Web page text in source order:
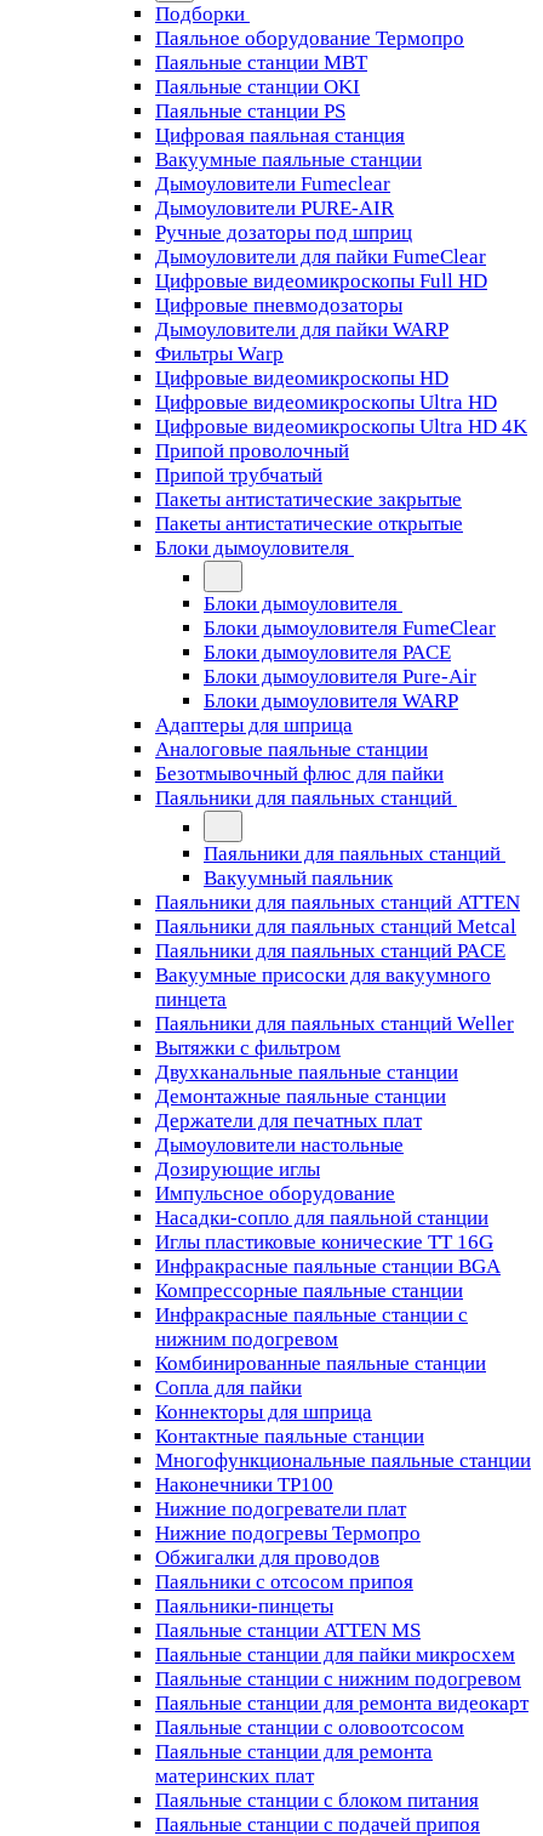
Подборки
Паяльное оборудование Термопро
Паяльные станции MBT
Паяльные станции OKI
Паяльные станции PS
Цифровая паяльная станция
Вакуумные паяльные станции
Дымоуловители Fumeclear
Дымоуловители PURE-AIR
Ручные дозаторы под шприц
Дымоуловители для пайки FumeClear
Цифровые видеомикроскопы Full HD
Цифровые пневмодозаторы
Дымоуловители для пайки WARP
Фильтры Warp
Цифровые видеомикроскопы HD
Цифровые видеомикроскопы Ultra HD
Цифровые видеомикроскопы Ultra HD 4K
Припой проволочный
Припой трубчатый
Пакеты антистатические закрытые
Пакеты антистатические открытые
Блоки дымоуловителя
Блоки дымоуловителя
Блоки дымоуловителя FumeClear
Блоки дымоуловителя PACE
Блоки дымоуловителя Pure-Air
Блоки дымоуловителя WARP
Адаптеры для шприца
Аналоговые паяльные станции
Безотмывочный флюс для пайки
Паяльники для паяльных станций
Паяльники для паяльных станций
Вакуумный паяльник
Паяльники для паяльных станций ATTEN
Паяльники для паяльных станций Metcal
Паяльники для паяльных станций PACE
Вакуумные присоски для вакуумного
пинцета
Паяльники для паяльных станций Weller
Вытяжки с фильтром
Двухканальные паяльные станции
Демонтажные паяльные станции
Держатели для печатных плат
Дымоуловители настольные
Дозирующие иглы
Импульсное оборудование
Насадки-сопло для паяльной станции
Иглы пластиковые конические TT 16G
Инфракрасные паяльные станции BGA
Компрессорные паяльные станции
Инфракрасные паяльные станции с
нижним подогревом
Комбинированные паяльные станции
Сопла для пайки
Коннекторы для шприца
Контактные паяльные станции
Многофункциональные паяльные станции
Наконечники TP100
Нижние подогреватели плат
Нижние подогревы Термопро
Обжигалки для проводов
Паяльники с отсосом припоя
Паяльники-пинцеты
Паяльные станции ATTEN MS
Паяльные станции для пайки микросхем
Паяльные станции с нижним подогревом
Паяльные станции для ремонта видеокарт
Паяльные станции с оловоотсосом
Паяльные станции для ремонта
материнских плат
Паяльные станции с блоком питания
Паяльные станции с подачей припоя